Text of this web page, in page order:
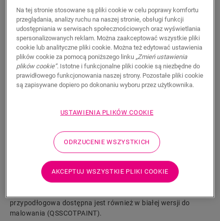
17,80PLN/m
Sugerowana cena brutto
Listwa przypodłogowa Scotia jest dyskretna i idealnie
dopasowana do koloru podłogi. Listwa przypodłogowa może
być również przydatna jako wykończenie w połączeniu z
istniejącymi listwami. Łatwy montaż za pomocą kleju One4All.
Aby uzyskać wodoszczelne wykończenie, można połączyć ją z
przypodłogowa dostępna jest również w białej wersji do
malowania (QSSCOTPAINT).
Na tej stronie stosowane są pliki cookie w celu poprawy komfortu
przeglądania, analizy ruchu na naszej stronie, obsługi funkcji
udostępniania w serwisach społecznościowych oraz wyświetlania
spersonalizowanych reklam. Można zaakceptować wszystkie pliki
cookie lub analityczne pliki cookie. Można też edytować ustawienia
plików cookie za pomocą poniższego linku „Zmień ustawienia
plików cookie”. Istotne i funkcjonalne pliki cookie są niezbędne do
prawidłowego funkcjonowania naszej strony. Pozostałe pliki cookie
są zapisywane dopiero po dokonaniu wyboru przez użytkownika.
USTAWIENIA PLIKÓW COOKIE
ODRZUCENIE WSZYSTKICH
AKCEPTUJ WSZYSTKIE PLIKI COOKIE